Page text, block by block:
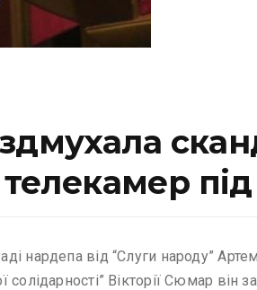
під
нардепа від “Слуги народу”
солідарності” Вікторії Сюмар